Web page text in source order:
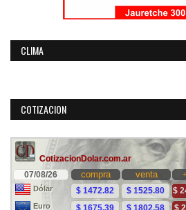
CLIMA
COTIZACION